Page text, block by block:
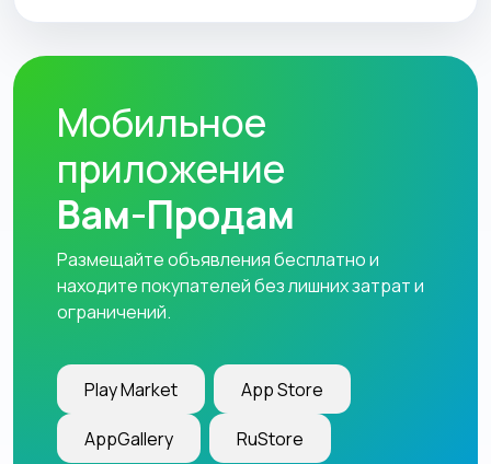
Мобильное
приложение
Вам-Продам
Размещайте объявления бесплатно и
находите покупателей без лишних затрат и
ограничений.
Play Market App Store
AppGallery RuStore